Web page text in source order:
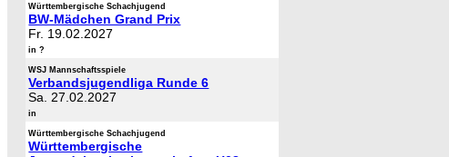
Württembergische Schachjugend
BW-Mädchen Grand Prix
Fr. 19.02.2027
in ?
WSJ Mannschaftsspiele
Verbandsjugendliga Runde 6
Sa. 27.02.2027
in
Württembergische Schachjugend
Württembergische